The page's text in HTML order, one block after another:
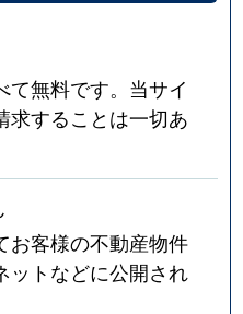
て無料です。当サイ
求することは一切あ
お客様の不動産物件
ットなどに公開され